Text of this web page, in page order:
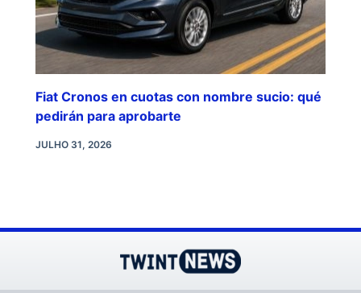
Fiat Cronos en cuotas con nombre sucio: qué
pedirán para aprobarte
JULHO 31, 2026